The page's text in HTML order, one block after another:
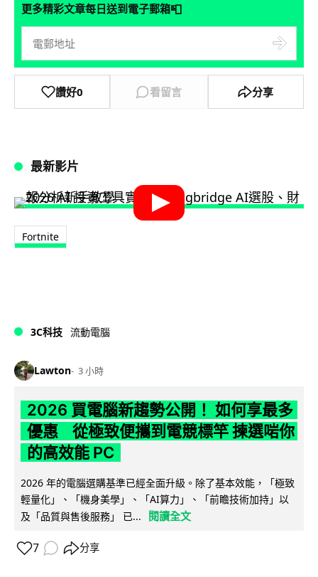
更多精彩文章每日送到電子郵箱📮
讚好0 看留言 分享
最新影片
Fortnite
3C科技 流動電腦
Lawton 3 小時
2026 買電腦新趨勢公開！ 如何享最多
優惠 從極致便攜到電競標竿 揀選啱你
的高效能 PC
2026 年的電腦選購基準已經全面升級。除了基本效能，「極致
輕量化」、「機身美學」、「AI算力」、「前瞻技術加持」以
及「品質與售後服務」 已...
閱讀全文
7 分享